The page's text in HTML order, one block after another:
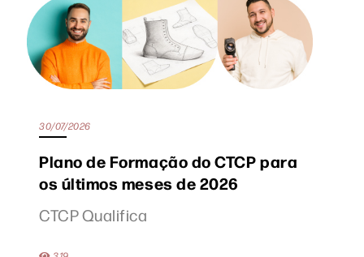
30/07/2026
Plano de Formação do CTCP para
os últimos meses de 2026
CTCP Qualifica